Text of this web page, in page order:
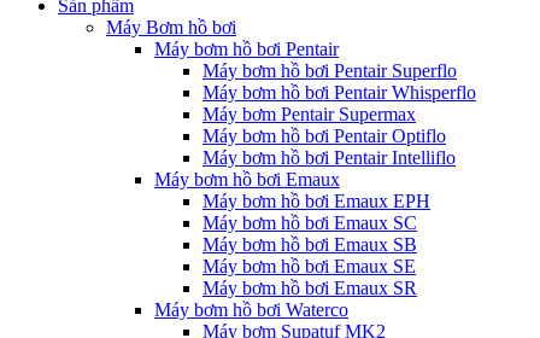
Sản phẩm
Máy Bơm hồ bơi
Máy bơm hồ bơi Pentair
Máy bơm hồ bơi Pentair Superflo
Máy bơm hồ bơi Pentair Whisperflo
Máy bơm Pentair Supermax
Máy bơm hồ bơi Pentair Optiflo
Máy bơm hồ bơi Pentair Intelliflo
Máy bơm hồ bơi Emaux
Máy bơm hồ bơi Emaux EPH
Máy bơm hồ bơi Emaux SC
Máy bơm hồ bơi Emaux SB
Máy bơm hồ bơi Emaux SE
Máy bơm hồ bơi Emaux SR
Máy bơm hồ bơi Waterco
Máy bơm Supatuf MK2